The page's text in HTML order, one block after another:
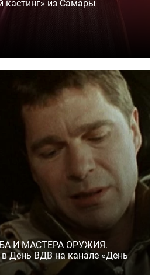
кастинг» из Самары
И МАСТЕРА ОРУЖИЯ.
День ВДВ на канале «День